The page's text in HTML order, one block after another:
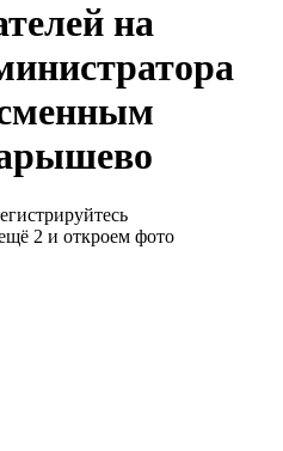
на
2 и откроем фото